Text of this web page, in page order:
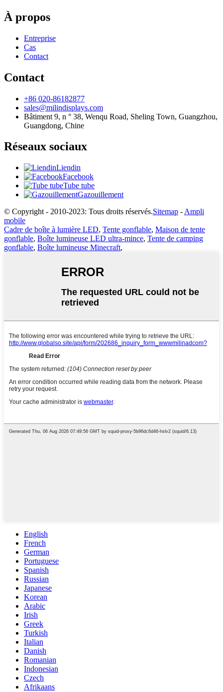
À propos
Entreprise
Cas
Contact
Contact
+86 020-86182877
sales@milindisplays.com
Bâtiment 9, n ° 38, Wenqu Road, Sheling Town, Guangzhou,
Guangdong, Chine
Réseaux sociaux
Liendin
Facebook
Tube tube
Gazouillement
© Copyright - 2010-2023: Tous droits réservés.Sitemap - Ampli
mobile
Cadre de boîte à lumière LED, Tente gonflable, Maison de tente
gonflable, Boîte lumineuse LED ultra-mince, Tente de camping
gonflable, Boîte lumineuse Minecraft,
English
French
German
Portuguese
Spanish
Russian
Japanese
Korean
Arabic
Irish
Greek
Turkish
Italian
Danish
Romanian
Indonesian
Czech
Afrikaans